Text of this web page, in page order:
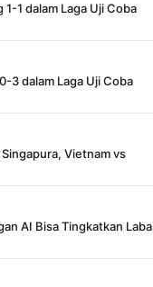
1 dalam Laga Uji Coba
3 dalam Laga Uji Coba
Vietnam vs
AI Bisa Tingkatkan Laba